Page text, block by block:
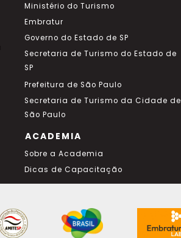
Ministério do Turismo
Embratur
Governo do Estado de SP
Secretaria de Turismo do Estado de
SP
Prefeitura de São Paulo
Secretaria de Turismo da Cidade de
São Paulo
ACADEMIA
Sobre a Academia
Dicas de Capacitação